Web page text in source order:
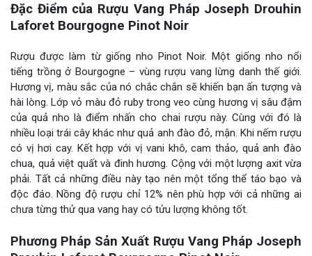
Đặc Điểm của Rượu Vang Pháp Joseph Drouhin
Laforet Bourgogne Pinot Noir
Rượu được làm từ giống nho Pinot Noir. Một giống nho nổi
tiếng trồng ở Bourgogne – vùng rượu vang lừng danh thế giới.
Hương vị, màu sắc của nó chắc chắn sẽ khiến bạn ấn tượng và
hài lòng. Lớp vỏ màu đỏ ruby trong veo cùng hương vị sâu đậm
của quả nho là điểm nhấn cho chai rượu này. Cùng với đó là
nhiều loại trái cây khác như quả anh đào đỏ, mận. Khi nếm rượu
có vị hơi cay. Kết hợp với vị vani khô, cam thảo, quả anh đào
chua, quả việt quất và đinh hương. Cộng với một lượng axit vừa
phải. Tất cả những điều này tạo nên một tổng thể táo bạo và
độc đáo. Nồng độ rượu chỉ 12% nên phù hợp với cả những ai
chưa từng thử qua vang hay có tửu lượng không tốt.
Phương Pháp Sản Xuất Rượu Vang Pháp Joseph